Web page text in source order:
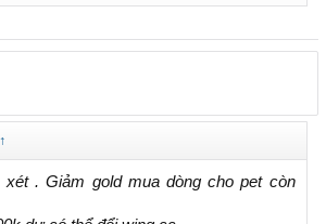
↑
. Giảm gold mua dòng cho pet còn